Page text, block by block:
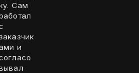
Сам
заказчик
ами и